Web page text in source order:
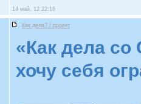
14 май, 12 22:16
Как дела? / проект
«Как дела
хочу себя